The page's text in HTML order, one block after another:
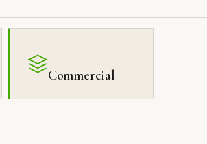
Commercial